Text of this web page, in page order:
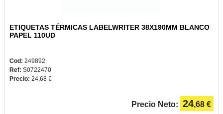
ETIQUETAS TÉRMICAS LABELWRITER 38X190MM BLANCO
PAPEL 110UD
Cod: 249892
Ref: S0722470
Precio: 24,68 €
Precio Neto: 24,68 €